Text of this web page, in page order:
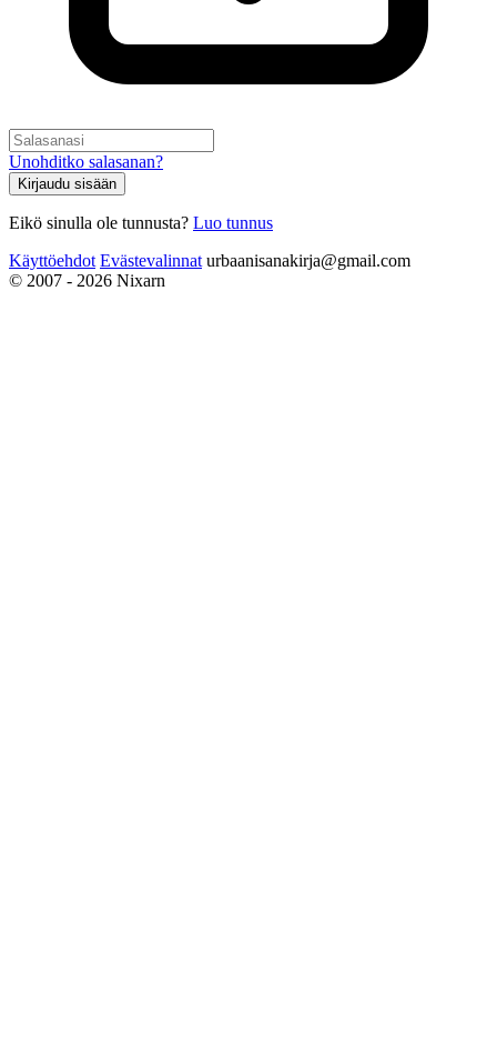
Unohditko salasanan?
Kirjaudu sisään
Eikö sinulla ole tunnusta? Luo tunnus
Käyttöehdot Evästevalinnat urbaanisanakirja@gmail.com
© 2007 - 2026 Nixarn